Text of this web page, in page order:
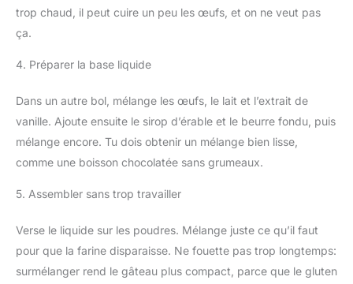
trop chaud, il peut cuire un peu les œufs, et on ne veut pas
ça.
4. Préparer la base liquide
Dans un autre bol, mélange les œufs, le lait et l’extrait de
vanille. Ajoute ensuite le sirop d’érable et le beurre fondu, puis
mélange encore. Tu dois obtenir un mélange bien lisse,
comme une boisson chocolatée sans grumeaux.
5. Assembler sans trop travailler
Verse le liquide sur les poudres. Mélange juste ce qu’il faut
pour que la farine disparaisse. Ne fouette pas trop longtemps:
surmélanger rend le gâteau plus compact, parce que le gluten